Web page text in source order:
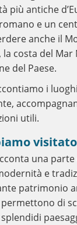
più antiche
e un
anche il
la costa del Mar
del Paese.
i
utili.
visitato
una
e
patrimonio
di